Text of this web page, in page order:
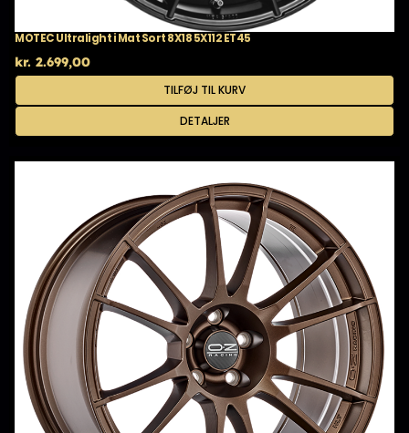
MOTEC Ultralight i Mat Sort 8X18 5X112 ET45
kr. 2.699,00
TILFØJ TIL KURV
DETALJER